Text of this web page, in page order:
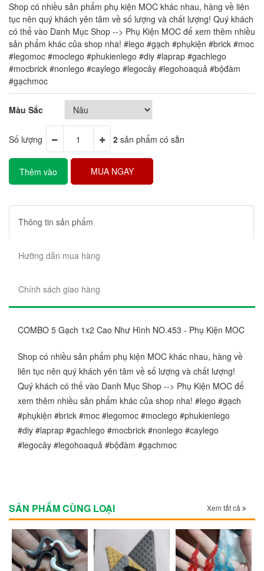
Shop có nhiều sản phẩm phụ kiện MOC khác nhau, hàng về liên
tục nên quý khách yên tâm về số lượng và chất lượng! Quý khách
có thể vào Danh Mục Shop --> Phụ Kiện MOC để xem thêm nhiều
sản phẩm khác của shop nha! #lego #gạch #phụkiện #brick #moc
#legomoc #moclego #phukienlego #diy #laprap #gachlego
#mocbrick #nonlego #caylego #legocây #legohoaquả #bộđàm
#gạchmoc
Màu Sắc
Số lượng 2 sản phẩm có sẵn
Thêm vào MUA NGAY
Thông tin sản phẩm
Hưỡng dẫn mua hàng
Chính sách giao hàng
COMBO 5 Gạch 1x2 Cao Như Hình NO.453 - Phụ Kiện MOC
Shop có nhiều sản phẩm phụ kiện MOC khác nhau, hàng về
liên tục nên quý khách yên tâm về số lượng và chất lượng!
Quý khách có thể vào Danh Mục Shop --> Phụ Kiện MOC để
xem thêm nhiều sản phẩm khác của shop nha! #lego #gạch
#phụkiện #brick #moc #legomoc #moclego #phukienlego
#diy #laprap #gachlego #mocbrick #nonlego #caylego
#legocây #legohoaquả #bộđàm #gạchmoc
SẢN PHẨM CÙNG LOẠI Xem tất cả